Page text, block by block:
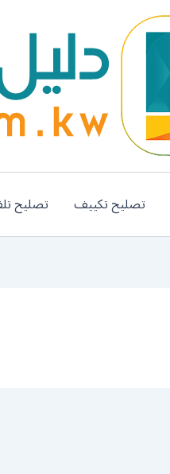
تصليح تكييف تصليح